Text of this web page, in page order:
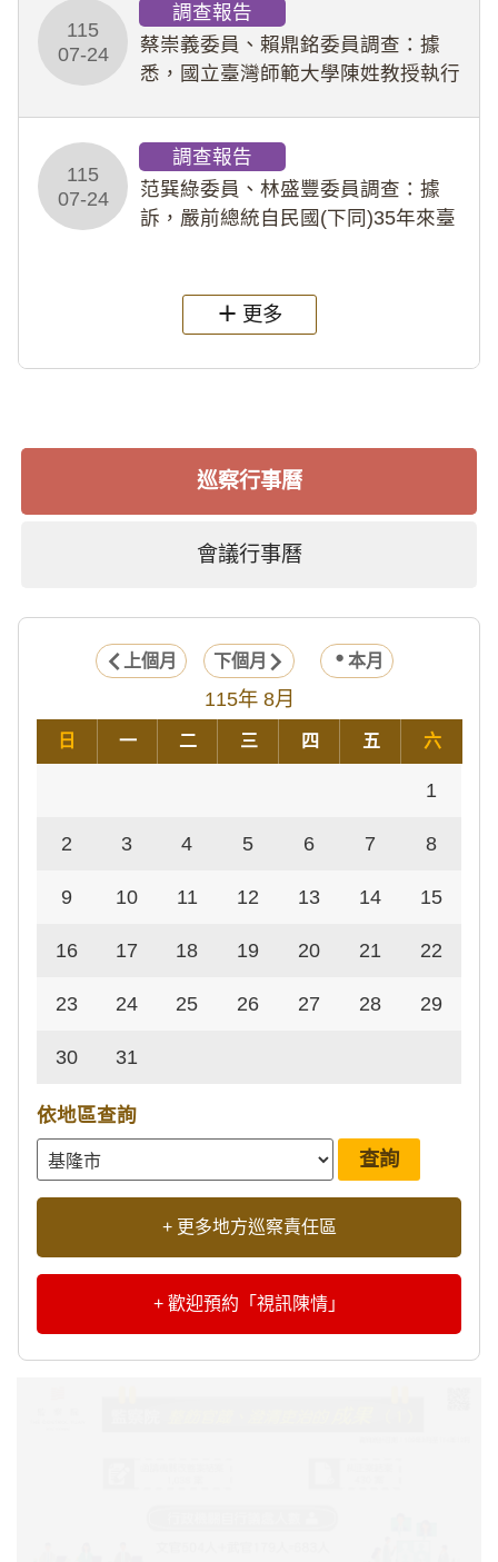
行拍攝特定樣態性影像並以手機傳送
劉師。該生因畏懼成
115
07-24
調查報告
蔡崇義委員、賴鼎銘委員調查：據
悉，國立臺灣師範大學陳姓教授執行
術倫理等情案調查報告。(115教調
31)
115
07-24
調查報告
范巽綠委員、林盛豐委員調查：據
訴，嚴前總統自民國(下同)35年來臺
過世後，總統府於89年間函請其家屬
繼續留住
更多
巡察行事曆
會議行事曆
上個月 下個月 本月
115年 8月
日 一 二 三 四 五 六
1
2 3 4 5 6 7 8
9 10 11 12 13 14 15
16 17 18 19 20 21 22
23 24 25 26 27 28 29
30 31
依地區查詢
+ 更多地方巡察責任區
+ 歡迎預約「視訊陳情」